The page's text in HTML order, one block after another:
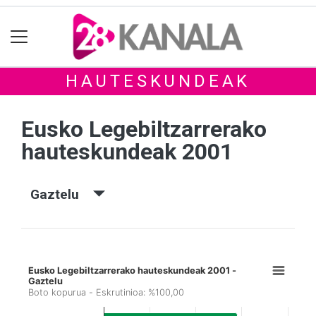
HAUTESKUNDEAK
Eusko Legebiltzarrerako
hauteskundeak 2001
Gaztelu
Eusko Legebiltzarrerako hauteskundeak 2001 -
Gaztelu
Boto kopurua - Eskrutinioa: %100,00